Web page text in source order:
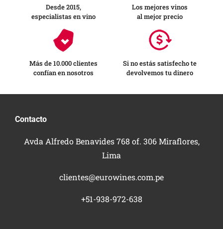
Desde 2015,
especialistas en vino
Los mejores vinos
al mejor precio
Más de 10.000 clientes
confían en nosotros
Si no estás satisfecho te
devolvemos tu dinero
Contacto
Avda Alfredo Benavides 768 of. 306 Miraflores,
Lima
clientes@eurowines.com.pe
+51-938-972-638